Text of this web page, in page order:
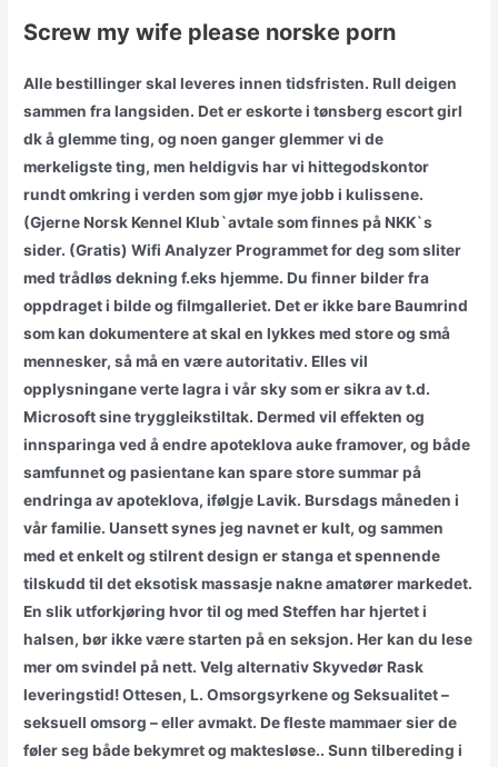
Screw my wife please norske porn
Alle bestillinger skal leveres innen tidsfristen. Rull deigen
sammen fra langsiden. Det er eskorte i tønsberg escort girl
dk å glemme ting, og noen ganger glemmer vi de
merkeligste ting, men heldigvis har vi hittegodskontor
rundt omkring i verden som gjør mye jobb i kulissene.
(Gjerne Norsk Kennel Klub`avtale som finnes på NKK`s
sider. (Gratis) Wifi Analyzer Programmet for deg som sliter
med trådløs dekning f.eks hjemme. Du finner bilder fra
oppdraget i bilde og filmgalleriet. Det er ikke bare Baumrind
som kan dokumentere at skal en lykkes med store og små
mennesker, så må en være autoritativ. Elles vil
opplysningane verte lagra i vår sky som er sikra av t.d.
Microsoft sine tryggleikstiltak. Dermed vil effekten og
innsparinga ved å endre apoteklova auke framover, og både
samfunnet og pasientane kan spare store summar på
endringa av apoteklova, ifølgje Lavik. Bursdags måneden i
vår familie. Uansett synes jeg navnet er kult, og sammen
med et enkelt og stilrent design er stanga et spennende
tilskudd til det eksotisk massasje nakne amatører markedet.
En slik utforkjøring hvor til og med Steffen har hjertet i
halsen, bør ikke være starten på en seksjon. Her kan du lese
mer om svindel på nett. Velg alternativ Skyvedør Rask
leveringstid! Ottesen, L. Omsorgsyrkene og Seksualitet –
seksuell omsorg – eller avmakt. De fleste mammaer sier de
føler seg både bekymret og maktesløse.. Sunn tilbereding i